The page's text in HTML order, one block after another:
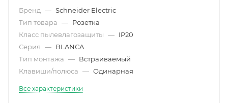
Бренд — Schneider Electric
Тип товара — Розетка
Класс пылевлагозащиты — IP20
Серия — BLANCA
Тип монтажа — Встраиваемый
Клавиши/полюса — Одинарная
Все характеристики